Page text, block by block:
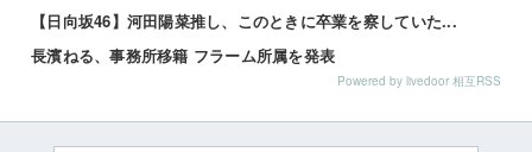
【日向坂46】河田陽菜推し、このときに卒業を察していた...
長濱ねる、事務所移籍 フラーム所属を発表
Powered by livedoor 相互RSS